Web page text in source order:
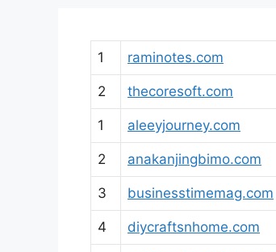
1 raminotes.com
2 thecoresoft.com
1 aleeyjourney.com
2 anakanjingbimo.com
3 businesstimemag.com
4 diycraftsnhome.com